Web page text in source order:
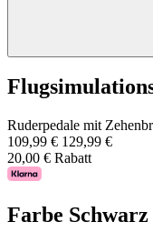
Ruderpedale mit
109,99 € 129,99 €
20,00 € Rabatt
Farbe Schwarz